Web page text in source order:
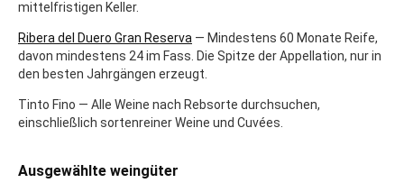
mittelfristigen Keller.
Ribera del Duero Gran Reserva — Mindestens 60 Monate Reife,
davon mindestens 24 im Fass. Die Spitze der Appellation, nur in
den besten Jahrgängen erzeugt.
Tinto Fino — Alle Weine nach Rebsorte durchsuchen,
einschließlich sortenreiner Weine und Cuvées.
Ausgewählte weingüter